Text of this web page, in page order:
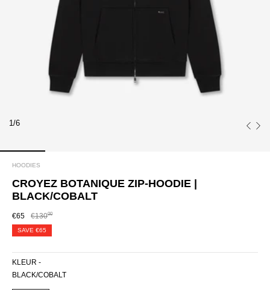
1/6
HOODIES
CROYEZ BOTANIQUE ZIP-HOODIE |
BLACK/COBALT
€65 €13000
SAVE €65
KLEUR -
BLACK/COBALT